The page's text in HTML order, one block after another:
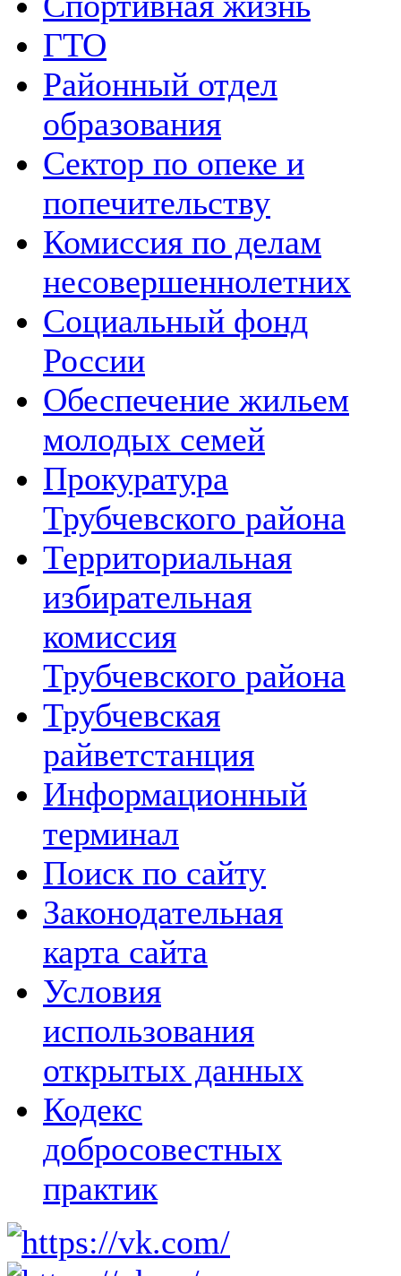
ГТО
Районный отдел
образования
Сектор по опеке и
попечительству
Комиссия по делам
несовершеннолетних
Социальный фонд
России
Обеспечение жильем
молодых семей
Прокуратура
Трубчевского района
Территориальная
избирательная
комиссия
Трубчевского района
Трубчевская
райветстанция
Информационный
терминал
Поиск по сайту
Законодательная
карта сайта
Условия
использования
открытых данных
Кодекс
добросовестных
практик